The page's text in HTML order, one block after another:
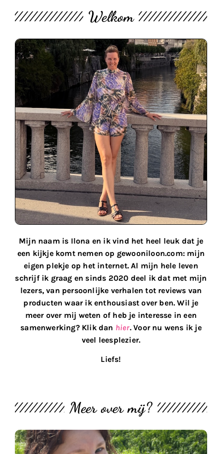
Welkom
Mijn naam is Ilona en ik vind het heel leuk dat je
een kijkje komt nemen op gewooniloon.com: mijn
eigen plekje op het internet. Al mijn hele leven
schrijf ik graag en sinds 2020 deel ik dat met mijn
lezers, van persoonlijke verhalen tot reviews van
producten waar ik enthousiast over ben. Wil je
meer over mij weten of heb je interesse in een
samenwerking? Klik dan hier. Voor nu wens ik je
veel leesplezier.
Liefs!
Meer over mij?